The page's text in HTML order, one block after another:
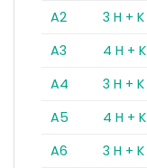
A2
3 H + K
A3
4 H + K
A4
3 H + K
A5
4 H + K
A6
3 H + K